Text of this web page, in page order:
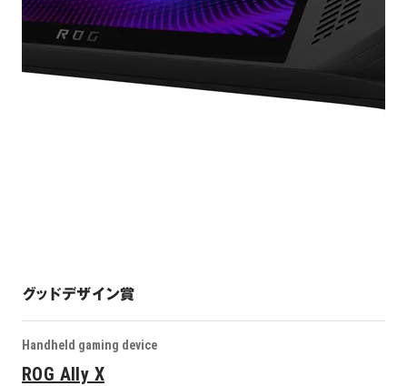
グッドデザイン賞
Handheld gaming device
ROG Ally X